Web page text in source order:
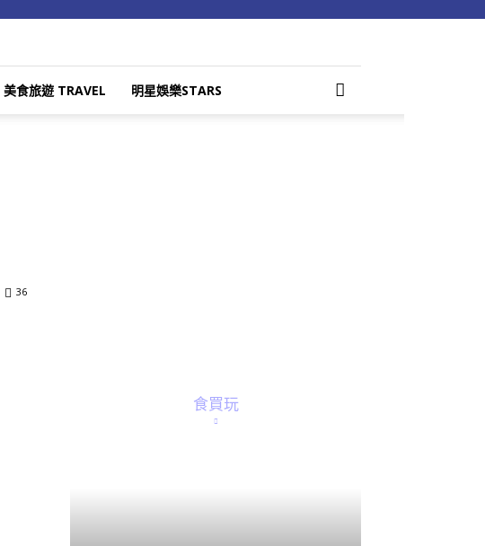
美食旅遊 TRAVEL 明星娛樂STARS
36
食買玩